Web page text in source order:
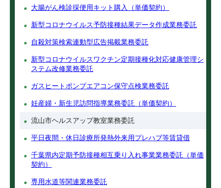
大腸がん検診採便用キット購入（単価契約）
新型コロナウイルス予防接種結果データ作成業務委託
自殺対策検索連動型広告掲載業務委託
新型コロナウイルスワクチン定期接種化対応健康管理シ
ステム改修業務委託
ガスヒートポンプエアコン保守点検業務委託
妊産婦・新生児訪問指導業務委託（単価契約）
流山市ヘルスアップ教室業務委託
平日夜間・休日診療所発熱外来用プレハブ等賃貸借
千葉県内定期予防接種相互乗り入れ事業業務委託（単価
契約）
専用水道等関連業務委託